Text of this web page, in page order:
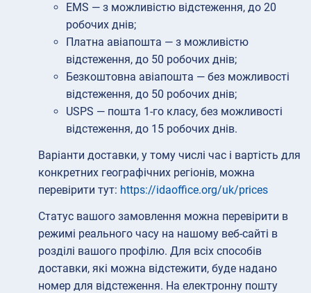
EMS — з можливістю відстеження, до 20
робочих днів;
Платна авіапошта — з можливістю
відстеження, до 50 робочих днів;
Безкоштовна авіапошта — без можливості
відстеження, до 50 робочих днів;
USPS — пошта 1-го класу, без можливості
відстеження, до 15 робочих днів.
Варіанти доставки, у тому числі час і вартість для
конкретних географічних регіонів, можна
перевірити тут: https://idaoffice.org/uk/prices
Статус вашого замовлення можна перевірити в
режимі реального часу на нашому веб-сайті в
розділі вашого профілю. Для всіх способів
доставки, які можна відстежити, буде надано
номер для відстеження. На електронну пошту